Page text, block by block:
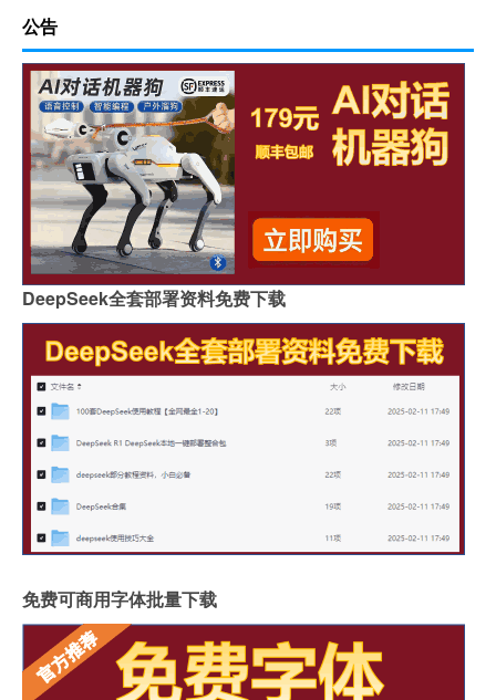
公告
DeepSeek全套部署资料免费下载
免费可商用字体批量下载